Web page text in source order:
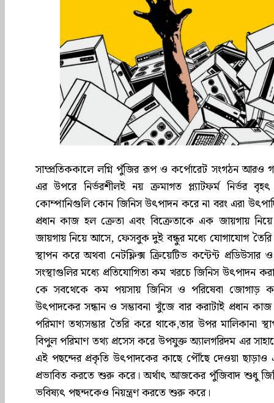
সাম্প্রতিককালে লগ্নি পুঁজির রূপ ও কর্পোরেট সংগঠন আরও
এর উপরে নির্ভরশীলই নয় ক্রমাগত প্ল্যাটফর্ম নির্ভর
কোম্পানিগুলি কোন জিনিস উৎপাদন করে না বরং এরা
প্রধান কাজ হল ক্রেতা এবং বিক্রেতাকে এক জায়গায়
জায়গায় নিয়ে আসে, ফেসবুক দুই বন্ধুর মধ্যে যোগাযোগ
স্থাপন করে অথবা নেটফ্লিক্স ক্রিয়েটিভ কন্টেন্ট
সংস্থাগুলির মধ্যে প্রতিযোগিতা কম খরচে জিনিস উৎপাদন
কে সবথেকে কম পয়সায় জিনিস ও পরিষেবা জোগাড়
উৎপাদকের সন্ধান ও সম্ভাবনা খুঁজে বার করাটাই প্রধান
পরিমাণ তথ্যসম্ভার তৈরি করে থাকে,তার উপর মালিকানা
বিপুল পরিমাণ তথ্য প্রসেস করে উপযুক্ত অ্যালগরিদম এর
এই পছন্দের প্রকৃতি উৎপাদকের কাছে পৌঁছে দেওয়া ছাড়াও
প্রভাবিত করতে শুরু করে। অর্থাৎ আজকের পুঁজিবাদ শুধু
ভবিষ্যৎ পছন্দকেও নিয়ন্ত্রণ করতে শুরু করে।